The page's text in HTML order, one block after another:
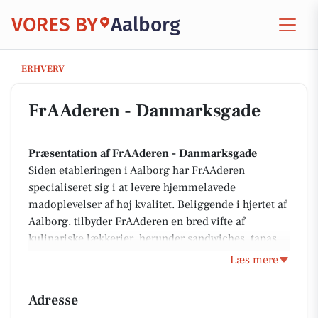
VORES BY Aalborg
ERHVERV
FrAAderen - Danmarksgade
FrAAderen - Danmarksgade
Præsentation af FrAAderen - Danmarksgade
Siden etableringen i Aalborg har FrAAderen
specialiseret sig i at levere hjemmelavede
madoplevelser af høj kvalitet. Beliggende i hjertet af
Aalborg, tilbyder FrAAderen en bred vifte af
kulinariske lækkerier, herunder sandwiches, tapas,
buffeter og salater, alle tilberedt med friske råvarer
fester, og med fokus på smag og kvalitet, sikrer
Læs mere
Adresse